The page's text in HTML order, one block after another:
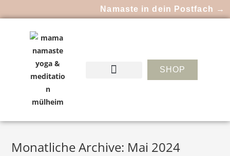
Namaste in dein Postfach →
SHOP
Monatliche Archive: Mai 2024